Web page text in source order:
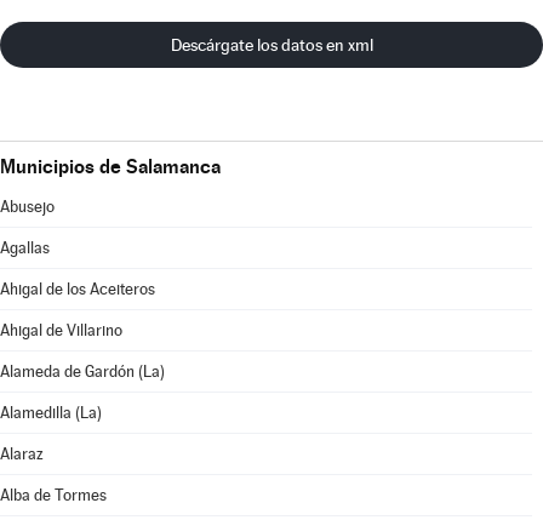
Descárgate los datos en xml
Municipios de Salamanca
Abusejo
Agallas
Ahigal de los Aceiteros
Ahigal de Villarino
Alameda de Gardón (La)
Alamedilla (La)
Alaraz
Alba de Tormes